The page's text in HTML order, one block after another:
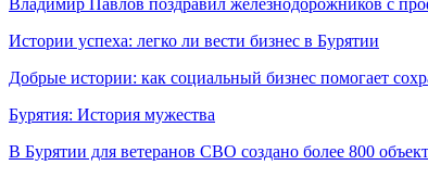
Владимир Павлов поздравил железнодорожников с
Истории успеха: легко ли вести бизнес в Бурятии
Добрые истории: как социальный бизнес помогает
Бурятия: История мужества
В Бурятии для ветеранов СВО создано более 800